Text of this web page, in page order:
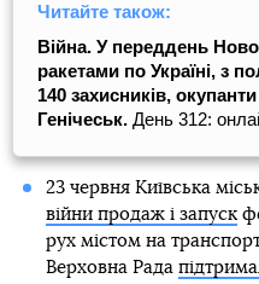
Читайте також:
Війна. У переддень
ракетами по Україні, з
140 захисників,
Генічеськ. День 312:
23 червня Київська
війни продаж і запуск
рух містом на
Верховна Рада